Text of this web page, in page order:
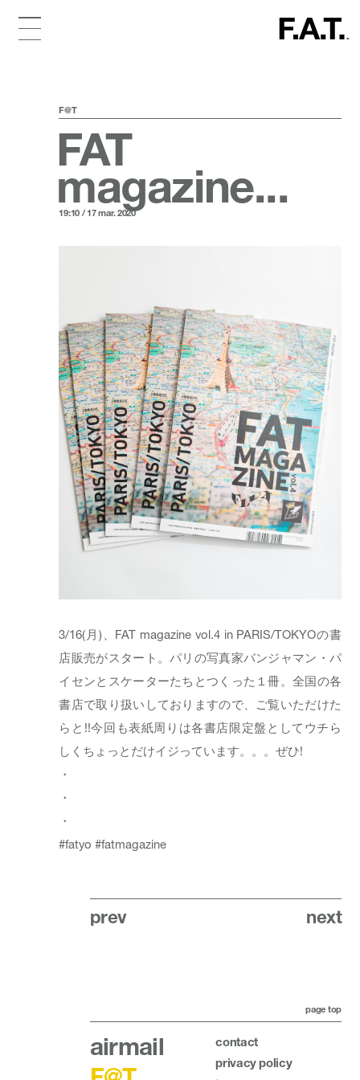
F@T
FAT
magazine...
19:10 / 17 mar. 2020
3/16(月)、FAT magazine vol.4 in PARIS/TOKYOの書
店販売がスタート。パリの写真家バンジャマン・パ
イセンとスケーターたちとつくった１冊。全国の各
書店で取り扱いしておりますので、ご覧いただけた
らと!!今回も表紙周りは各書店限定盤としてウチら
しくちょっとだけイジっています。。。ぜひ!
・
・
・
#fatyo #fatmagazine
prev next
airmail
contact
privacy policy
page top